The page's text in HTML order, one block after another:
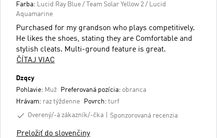
Farba: Lucid Ray Blue / Team Solar Yellow 2 / Lucid
Aquamarine
Purchased for my grandson who plays competitively.
He likes the shoes, stating they are Comfortable and
stylish cleats. Multi-ground feature is great.
ČÍTAJ VIAC
Dzqcy
Pohlavie: Muž Preferovaná pozícia: obranca
Hrávam: raz týždenne Povrch: turf
Overený/-á zákazník/-čka
Sponzorovaná recenzia
Preložiť do slovenčiny